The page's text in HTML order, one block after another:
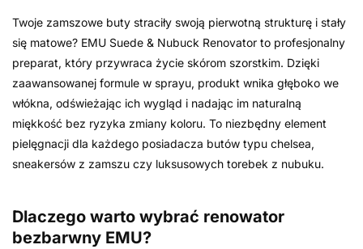
Twoje zamszowe buty straciły swoją pierwotną strukturę i stały
się matowe? EMU Suede & Nubuck Renovator to profesjonalny
preparat, który przywraca życie skórom szorstkim. Dzięki
zaawansowanej formule w sprayu, produkt wnika głęboko we
włókna, odświeżając ich wygląd i nadając im naturalną
miękkość bez ryzyka zmiany koloru. To niezbędny element
pielęgnacji dla każdego posiadacza butów typu chelsea,
sneakersów z zamszu czy luksusowych torebek z nubuku.
Dlaczego warto wybrać renowator
bezbarwny EMU?